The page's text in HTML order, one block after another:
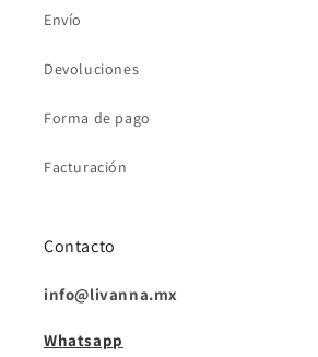
Envío
Devoluciones
Forma de pago
Facturación
Contacto
info@livanna.mx
Whatsapp